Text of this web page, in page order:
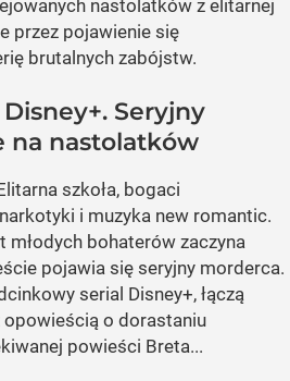
nastolatków z elitarnej
przez pojawienie się
brutalnych zabójstw.
Seryjny
na nastolatków
szkoła, bogaci
i muzyka new romantic.
bohaterów zaczyna
pojawia się seryjny morderca.
serial Disney+, łączą
o dorastaniu
powieści Breta...